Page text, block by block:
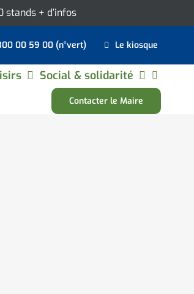
stands + d’infos
00 59 00 (n°vert) Le kiosque
Social & solidarité
Contacter le Maire